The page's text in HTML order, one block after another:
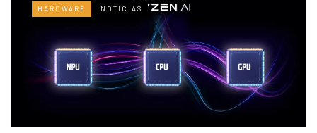
HARDWARE NOTICIAS